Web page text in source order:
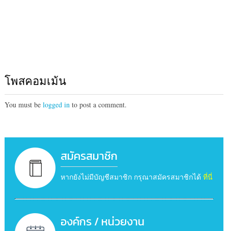
โพสคอมเม้น
You must be logged into post a comment.
สมัครสมาชิก
หากยังไม่มีบัญชีสมาชิก กรุณาสมัครสมาชิกได้ ที่นี่
องค์กร / หน่วยงาน